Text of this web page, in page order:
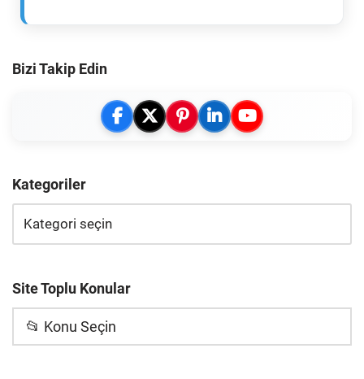
Bizi Takip Edin
Kategoriler
Site Toplu Konular
📂 Konu Seçin